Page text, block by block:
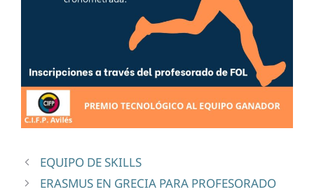
EQUIPO DE SKILLS
ERASMUS EN GRECIA PARA PROFESORADO